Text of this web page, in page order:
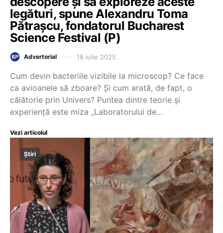
legături, spune Alexandru Toma
Pătrașcu, fondatorul Bucharest
Science Festival (P)
Advertorial 18 iulie 2025
Cum devin bacteriile vizibile la microscop? Ce face
ca avioanele să zboare? Și cum arată, de fapt, o
călătorie prin Univers? Puntea dintre teorie și
experiență este miza „Laboratorului de…
Vezi articolul
Știri